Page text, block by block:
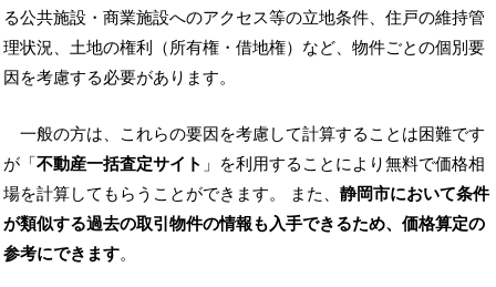
る公共施設・商業施設へのアクセス等の立地条件、住戸の維持管
理状況、土地の権利（所有権・借地権）など、物件ごとの個別要
因を考慮する必要があります。
一般の方は、これらの要因を考慮して計算することは困難です
が「不動産一括査定サイト 」を利用することにより無料で価格相
場を計算してもらうことができます。 また、 静岡市において条件
が類似する過去の取引物件の情報も入手できるため、価格算定の
参考にできます。